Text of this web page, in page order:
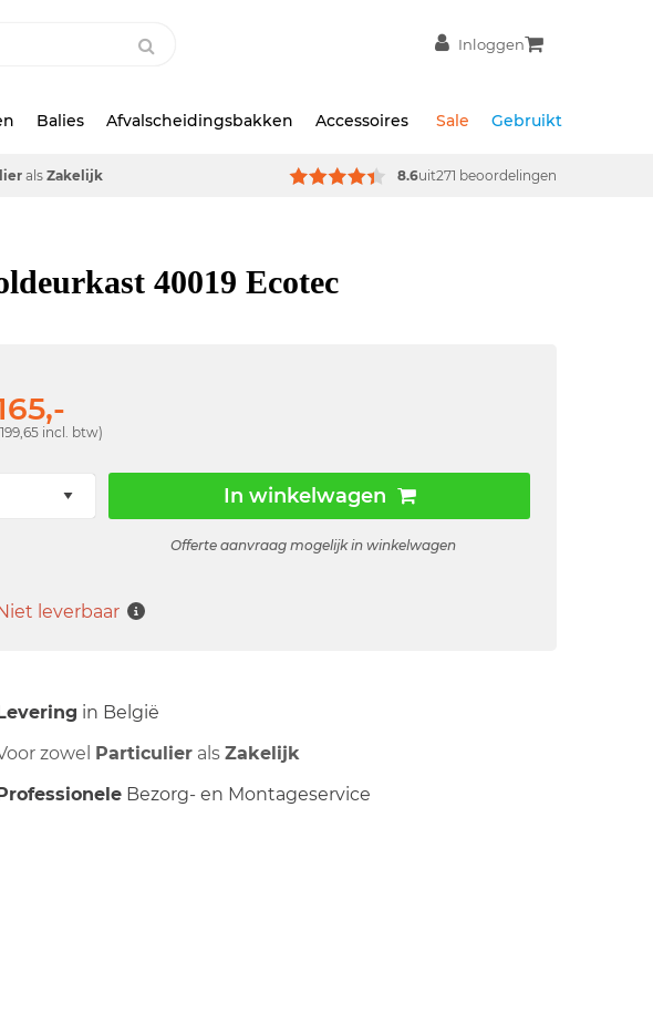
Inloggen
Balies Afvalscheidingsbakken Accessoires Sale Gebruikt
als Zakelijk 8.6uit271 beoordelingen
40019 Ecotec
incl. btw)
In winkelwagen
Offerte aanvraag mogelijk in winkelwagen
leverbaar
in België
zowel Particulier alsZakelijk
Bezorg- en Montageservice